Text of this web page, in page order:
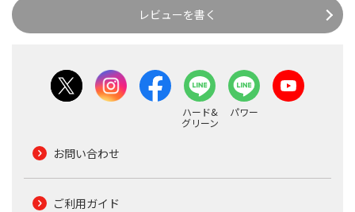
レビューを書く
ハード&
グリーン
パワー
お問い合わせ
ご利用ガイド